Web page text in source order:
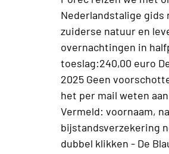
Nederlandstalige gids
zuiderse natuur en
overnachtingen in
toeslag:240,00 euro
2025 Geen
het per mail weten
Vermeld: voornaam,
bijstandsverzekering
dubbel klikken - De